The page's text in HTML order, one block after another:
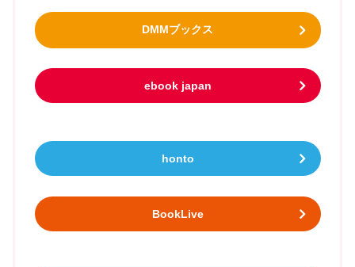
DMMブックス
ebook japan
honto
BookLive